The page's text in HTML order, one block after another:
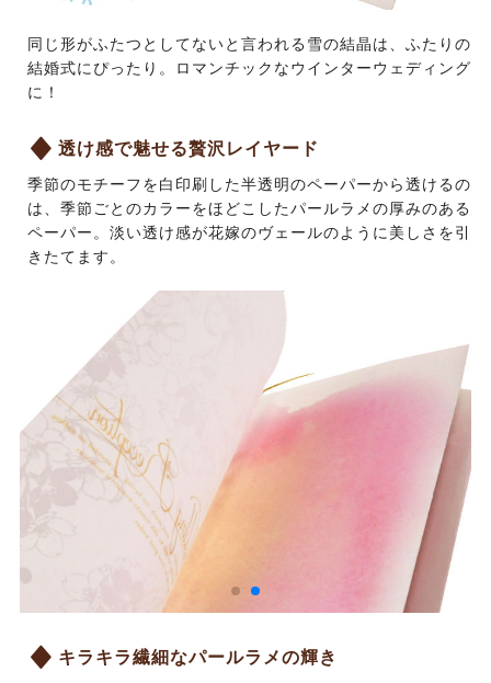
同じ形がふたつとしてないと言われる雪の結晶は、ふたりの
結婚式にぴったり。ロマンチックなウインターウェディング
に！
透け感で魅せる贅沢レイヤード
季節のモチーフを白印刷した半透明のペーパーから透けるの
は、季節ごとのカラーをほどこしたパールラメの厚みのある
ペーパー。淡い透け感が花嫁のヴェールのように美しさを引
きたてます。
キラキラ繊細なパールラメの輝き